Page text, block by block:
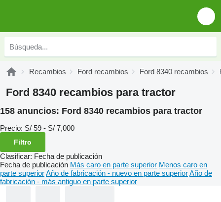
Recambios Ford recambios Ford 8340 recambios
Ford 8340 recambios para tractor
158 anuncios: Ford 8340 recambios para tractor
Precio: S/ 59 - S/ 7,000
Filtro
Clasificar: Fecha de publicación
Fecha de publicación Más caro en parte superior Menos caro en
parte superiorAño de fabricación - nuevo en parte superiorAño de
fabricación - más antiguo en parte superior